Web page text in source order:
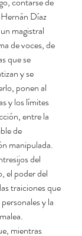
Díaz
un magistral
de voces, de
que se
y se
ponen al
y los límites
entre la
de
manipulada.
del
el poder del
traiciones que
y la
mientras